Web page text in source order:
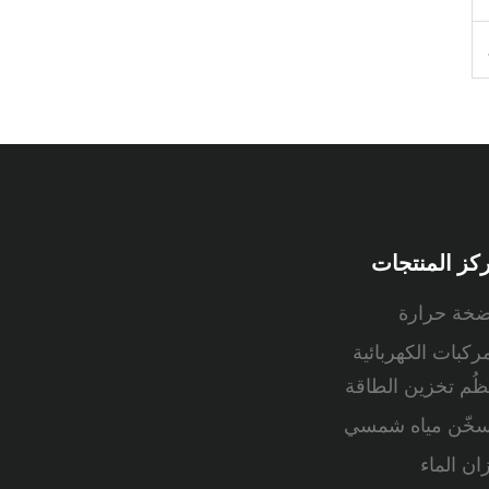
المنتجات
حرارة
الكهربائية
تخزين الطاقة
مياه شمسي
الماء